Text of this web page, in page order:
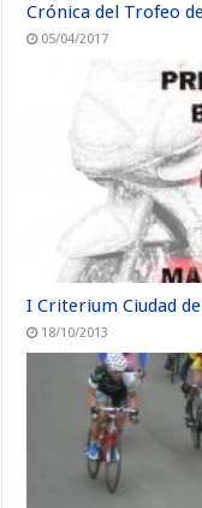
Crónica del Trofeo
05/04/2017
I Criterium Ciudad
18/10/2013